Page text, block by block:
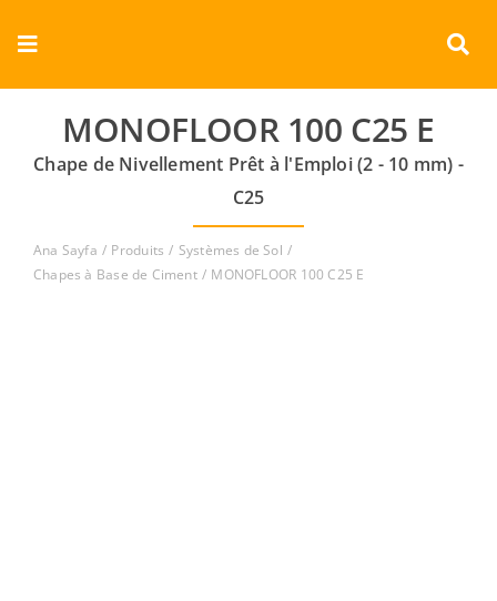
Toggle
Navigation
Entreprise
Produits
Documents
MONOFLOOR 100 C25 E
Chape de Nivellement Prêt à l'Emploi (2 - 10 mm) -
C25
Ana Sayfa Produits
Systèmes de Sol
Chapes à Base de Ciment
MONOFLOOR 100 C25 E